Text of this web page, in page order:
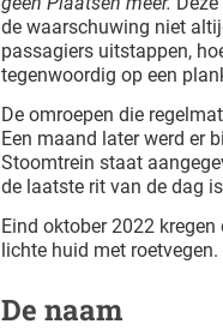
de waarschuwing niet
passagiers uitstappen,
tegenwoordig op een
De omroepen die
Een maand later werd er
Stoomtrein staat
de laatste rit van de dag
Eind oktober 2022
lichte huid met
De naam